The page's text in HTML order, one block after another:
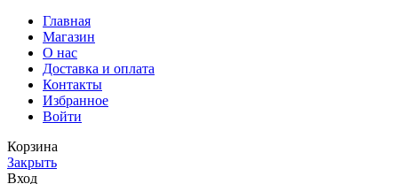
Главная
Магазин
О нас
Доставка и оплата
Контакты
Избранное
Войти
Корзина
Закрыть
Вход